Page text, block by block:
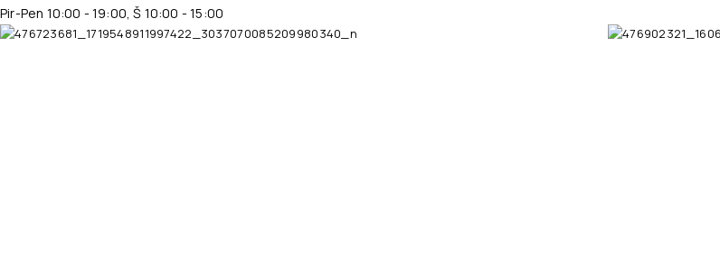
Pir-Pen 10:00 - 19:00, Š 10:00 - 15:00